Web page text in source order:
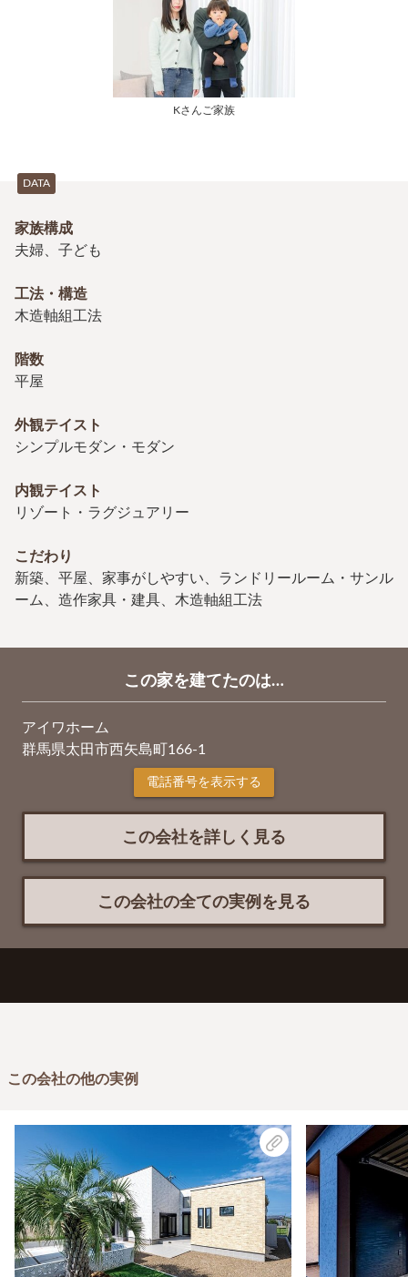
Kさんご家族
DATA
家族構成
夫婦、子ども
工法・構造
木造軸組工法
階数
平屋
外観テイスト
シンプルモダン・モダン
内観テイスト
リゾート・ラグジュアリー
こだわり
新築、平屋、家事がしやすい、ランドリールーム・サンル
ーム、造作家具・建具、木造軸組工法
この家を建てたのは…
アイワホーム
群馬県太田市西矢島町166-1
電話番号を表示する
この会社を詳しく見る
この会社の全ての実例を見る
この会社の他の実例